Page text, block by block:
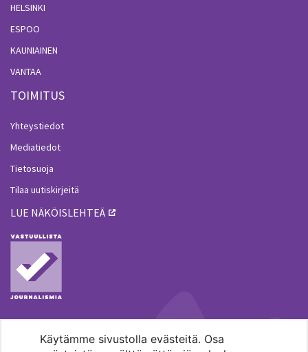
Käytämme sivustolla evästeitä. Osa
HELSINKI
ESPOO
KAUNIAINEN
VANTAA
TOIMITUS
Yhteystiedot
Mediatiedot
Tietosuoja
Tilaa uutiskirjeitä
LUE NÄKÖISLEHTEÄ
MENOHAKU